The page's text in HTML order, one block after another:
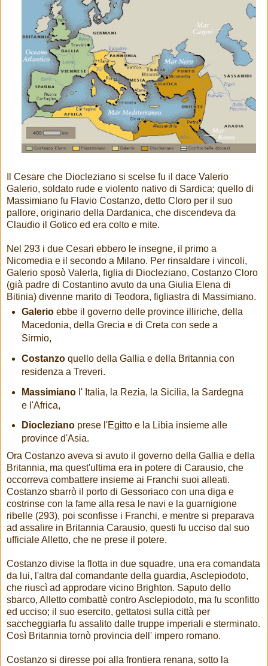
Il Cesare che Diocleziano si scelse fu il dace Valerio
Galerio, soldato rude e violento nativo di Sardica; quello di
Massimiano fu Flavio Costanzo, detto Cloro per il suo
pallore, originario della Dardanica, che discendeva da
Claudio il Gotico ed era colto e mite.
Nel 293 i due Cesari ebbero le insegne, il primo a
Nicomedia e il secondo a Milano. Per rinsaldare i vincoli,
Galerio sposò Valerla, figlia di Diocleziano, Costanzo Cloro
(già padre di Costantino avuto da una Giulia Elena di
Bitinia) divenne marito di Teodora, figliastra di Massimiano.
Galerioebbe il governo delle province illiriche, della
Macedonia, della Grecia e di Creta con sede a
Sirmio,
Costanzoquello della Gallia e della Britannia con
residenza a Treveri.
Massimianol' Italia, la Rezia, la Sicilia, la Sardegna
e l'Africa,
Dioclezianoprese l'Egitto e la Libia insieme alle
province d'Asia.
Ora Costanzo aveva si avuto il governo della Gallia e della
Britannia, ma quest'ultima era in potere di Carausio, che
occorreva combattere insieme ai Franchi suoi alleati.
Costanzo sbarrò il porto di Gessoriaco con una diga e
costrinse con la fame alla resa le navi e la guarnigione
ribelle (293), poi sconfisse i Franchi, e mentre si preparava
ad assalire in Britannia Carausio, questi fu ucciso dal suo
ufficiale Alletto, che ne prese il potere.
Costanzo divise la flotta in due squadre, una era comandata
da lui, l'altra dal comandante della guardia, Asclepiodoto,
che riuscì ad approdare vicino Brighton. Saputo dello
sbarco, Alletto combattè contro Asclepiodoto, ma fu sconfitto
ed ucciso; il suo esercito, gettatosi sulla città per
saccheggiarla fu assalito dalle truppe imperiali e sterminato.
Così Britannia tornò provincia dell' impero romano.
Costanzo si diresse poi alla frontiera renana, sotto la